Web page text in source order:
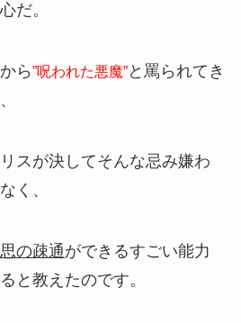
だ。
ら”呪われた悪魔”と罵られてき
スが決してそんな忌み嫌わ
く、
の疎通ができるすごい能力
と教えたのです。